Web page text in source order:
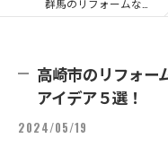
高崎市のリフォー
アイデア５選！
2024/05/19